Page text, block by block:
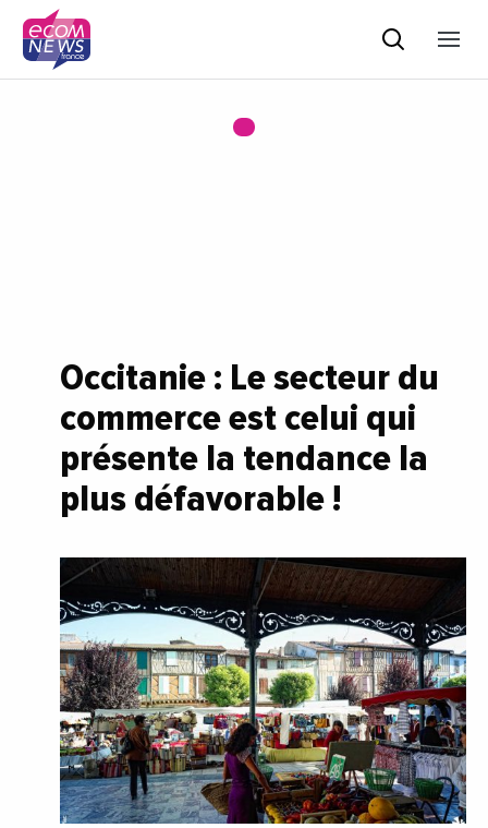
Occitanie : Le secteur du
commerce est celui qui
présente la tendance la
plus défavorable !